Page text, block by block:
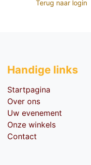
Terug naar login
Handige li​nks
Startpagina
Over ons
Uw evenement
Onze winkels
Contact